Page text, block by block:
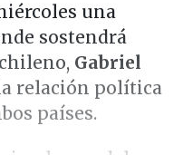
una
sostendrá
Gabriel
relación política
países.